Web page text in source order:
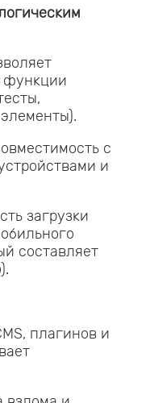
функции
с
и
загрузки
составляет
плагинов и